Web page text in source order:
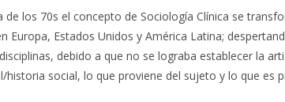
de los 70s el concepto de Sociología Clínica se
Europa, Estados Unidos y América Latina;
debido a que no se lograba establecer la
historia social, lo que proviene del sujeto y lo que es